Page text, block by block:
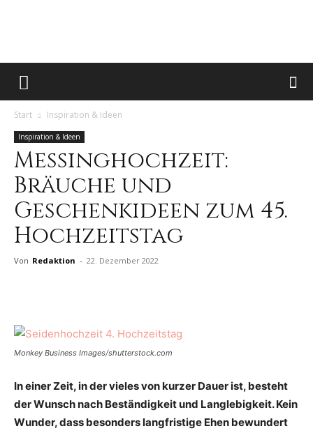
hochzeitstreff.de
Das
Start Inspiration & Ideen
Inspiration & Ideen
Messinghochzeit:
Bräuche und
Geschenkideen zum 45.
Hochzeitstag
Von Redaktion - 22. Dezember 2022
Monkey Business Images/shutterstock.com
In einer Zeit, in der vieles von kurzer Dauer ist, besteht
der Wunsch nach Beständigkeit und Langlebigkeit. Kein
Wunder, dass besonders langfristige Ehen bewundert